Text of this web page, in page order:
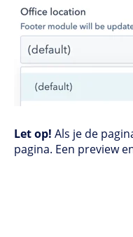
Let op! Als je de
pagina. Een preview